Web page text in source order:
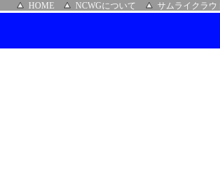
HOME NCWGについて サムライクラウ